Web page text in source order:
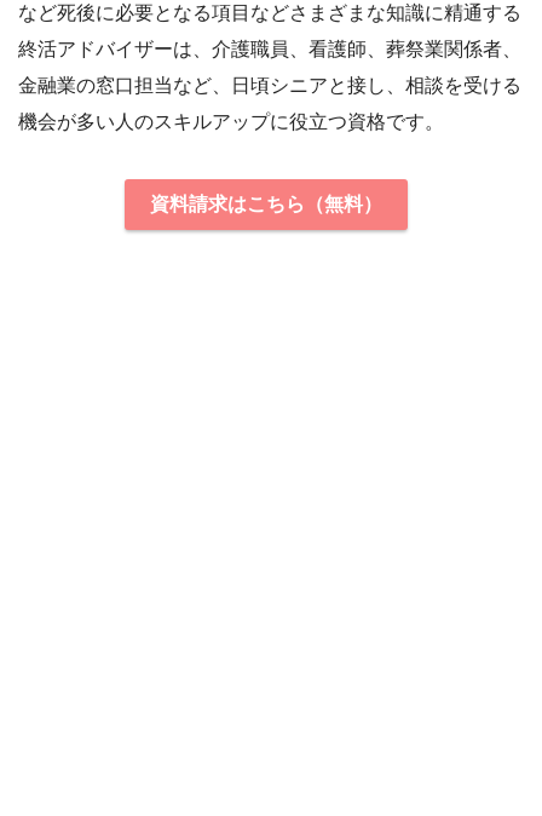
など死後に必要となる項目などさまざまな知識に精通する
終活アドバイザーは、介護職員、看護師、葬祭業関係者、
金融業の窓口担当など、日頃シニアと接し、相談を受ける
機会が多い人のスキルアップに役立つ資格です。
資料請求はこちら（無料）